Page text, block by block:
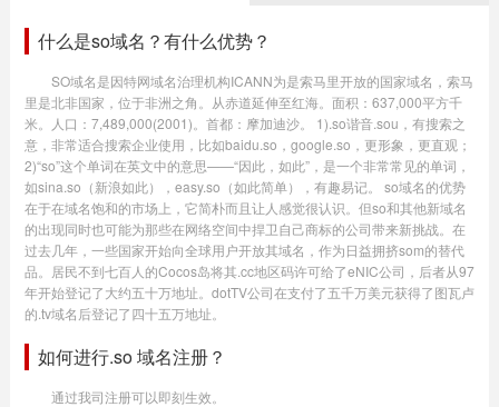
什么是so域名？有什么优势？
SO域名是因特网域名治理机构ICANN为是索马里开放的国家域名，索马
里是北非国家，位于非洲之角。从赤道延伸至红海。面积：637,000平方千
米。人口：7,489,000(2001)。首都：摩加迪沙。 1).so谐音.sou，有搜索之
意，非常适合搜索企业使用，比如baidu.so，google.so，更形象，更直观；
2)“so”这个单词在英文中的意思——“因此，如此”，是一个非常常见的单词，
如sina.so（新浪如此），easy.so（如此简单），有趣易记。 so域名的优势
在于在域名饱和的市场上，它简朴而且让人感觉很认识。但so和其他新域名
的出现同时也可能为那些在网络空间中捍卫自己商标的公司带来新挑战。在
过去几年，一些国家开始向全球用户开放其域名，作为日益拥挤som的替代
品。居民不到七百人的Cocos岛将其.cc地区码许可给了eNIC公司，后者从97
年开始登记了大约五十万地址。dotTV公司在支付了五千万美元获得了图瓦卢
的.tv域名后登记了四十五万地址。
如何进行.so 域名注册？
通过我司注册可以即刻生效。